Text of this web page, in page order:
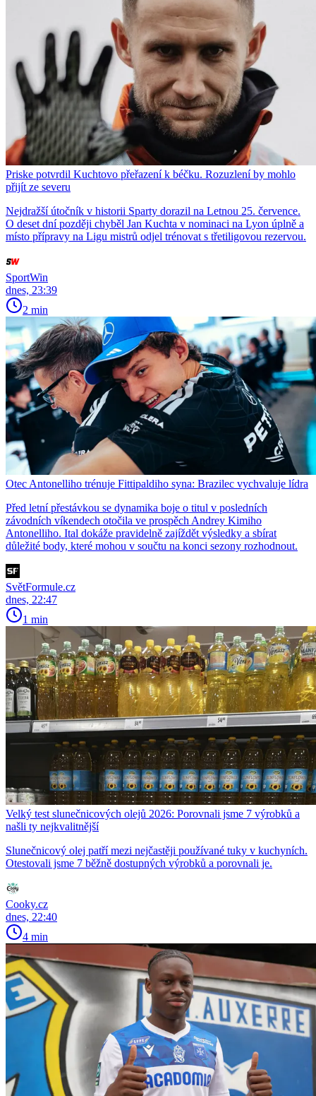
Priske potvrdil Kuchtovo přeřazení k béčku. Rozuzlení by mohlo
přijít ze severu
Nejdražší útočník v historii Sparty dorazil na Letnou 25. července.
O deset dní později chyběl Jan Kuchta v nominaci na Lyon úplně a
místo přípravy na Ligu mistrů odjel trénovat s třetiligovou rezervou.
SportWin
dnes, 23:39
2 min
Otec Antonelliho trénuje Fittipaldiho syna: Brazilec vychvaluje lídra
Před letní přestávkou se dynamika boje o titul v posledních
závodních víkendech otočila ve prospěch Andrey Kimiho
Antonelliho. Ital dokáže pravidelně zajíždět výsledky a sbírat
důležité body, které mohou v součtu na konci sezony rozhodnout.
SvětFormule.cz
dnes, 22:47
1 min
Velký test slunečnicových olejů 2026: Porovnali jsme 7 výrobků a
našli ty nejkvalitnější
Slunečnicový olej patří mezi nejčastěji používané tuky v kuchyních.
Otestovali jsme 7 běžně dostupných výrobků a porovnali je.
Cooky.cz
dnes, 22:40
4 min